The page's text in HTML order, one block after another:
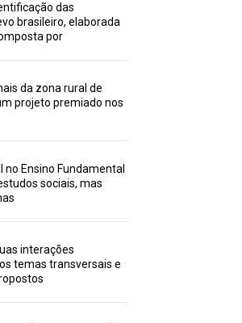
das
brasileiro, elaborada
por
da zona rural de
projeto premiado nos
Ensino Fundamental
sociais, mas
interações
temas transversais e